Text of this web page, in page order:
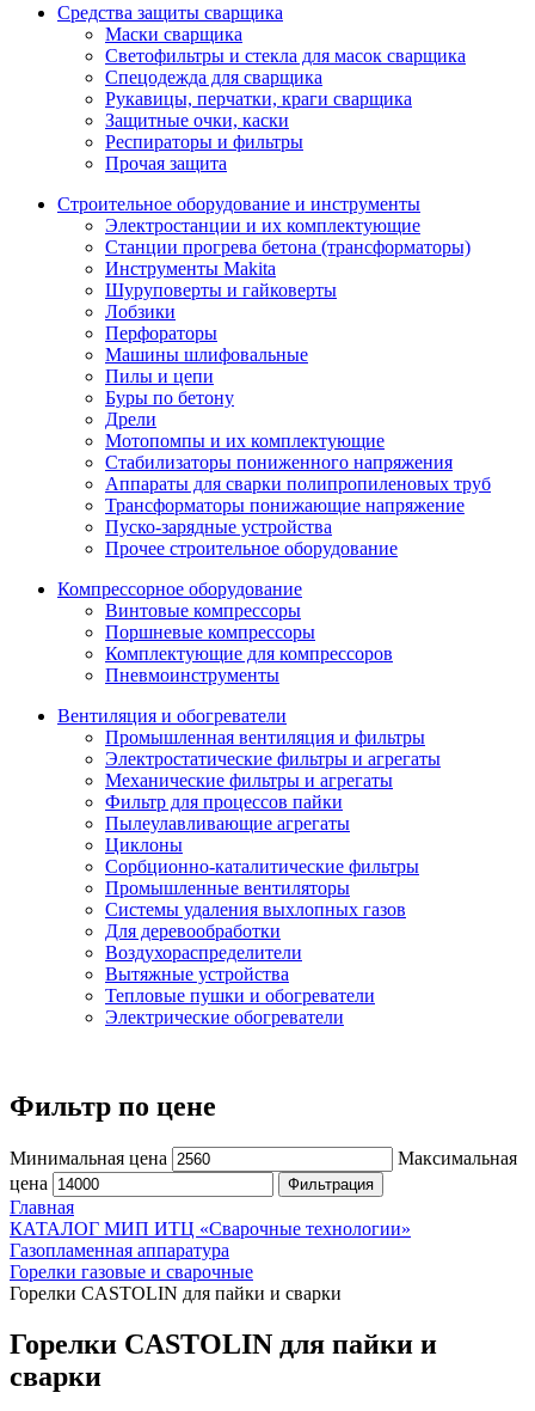
Средства защиты сварщика
Маски сварщика
Светофильтры и стекла для масок сварщика
Спецодежда для сварщика
Рукавицы, перчатки, краги сварщика
Защитные очки, каски
Респираторы и фильтры
Прочая защита
Строительное оборудование и инструменты
Электростанции и их комплектующие
Станции прогрева бетона (трансформаторы)
Инструменты Makita
Шуруповерты и гайковерты
Лобзики
Перфораторы
Машины шлифовальные
Пилы и цепи
Буры по бетону
Дрели
Мотопомпы и их комплектующие
Стабилизаторы пониженного напряжения
Аппараты для сварки полипропиленовых труб
Трансформаторы понижающие напряжение
Пуско-зарядные устройства
Прочее строительное оборудование
Компрессорное оборудование
Винтовые компрессоры
Поршневые компрессоры
Комплектующие для компрессоров
Пневмоинструменты
Вентиляция и обогреватели
Промышленная вентиляция и фильтры
Электростатические фильтры и агрегаты
Механические фильтры и агрегаты
Фильтр для процессов пайки
Пылеулавливающие агрегаты
Циклоны
Сорбционно-каталитические фильтры
Промышленные вентиляторы
Системы удаления выхлопных газов
Для деревообработки
Воздухораспределители
Вытяжные устройства
Тепловые пушки и обогреватели
Электрические обогреватели
Фильтр по цене
Минимальная цена
Максимальная
цена
Фильтрация
Главная
КАТАЛОГ МИП ИТЦ «Сварочные технологии»
Газопламенная аппаратура
Горелки газовые и сварочные
Горелки CASTOLIN для пайки и сварки
Горелки CASTOLIN для пайки и
сварки